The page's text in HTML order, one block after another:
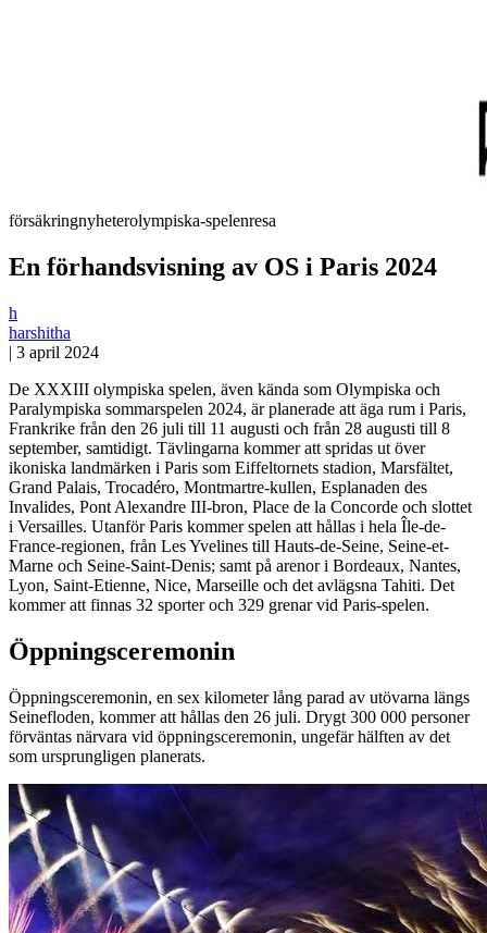
försäkringnyheterolympiska-spelenresa
En förhandsvisning av OS i Paris 2024
h
harshitha
| 3 april 2024
De XXXIII olympiska spelen, även kända som Olympiska och
Paralympiska sommarspelen 2024, är planerade att äga rum i Paris,
Frankrike från den 26 juli till 11 augusti och från 28 augusti till 8
september, samtidigt. Tävlingarna kommer att spridas ut över
ikoniska landmärken i Paris som Eiffeltornets stadion, Marsfältet,
Grand Palais, Trocadéro, Montmartre-kullen, Esplanaden des
Invalides, Pont Alexandre III-bron, Place de la Concorde och slottet
i Versailles. Utanför Paris kommer spelen att hållas i hela Île-de-
France-regionen, från Les Yvelines till Hauts-de-Seine, Seine-et-
Marne och Seine-Saint-Denis; samt på arenor i Bordeaux, Nantes,
Lyon, Saint-Etienne, Nice, Marseille och det avlägsna Tahiti. Det
kommer att finnas 32 sporter och 329 grenar vid Paris-spelen.
Öppningsceremonin
Öppningsceremonin, en sex kilometer lång parad av utövarna längs
Seinefloden, kommer att hållas den 26 juli. Drygt 300 000 personer
förväntas närvara vid öppningsceremonin, ungefär hälften av det
som ursprungligen planerats.